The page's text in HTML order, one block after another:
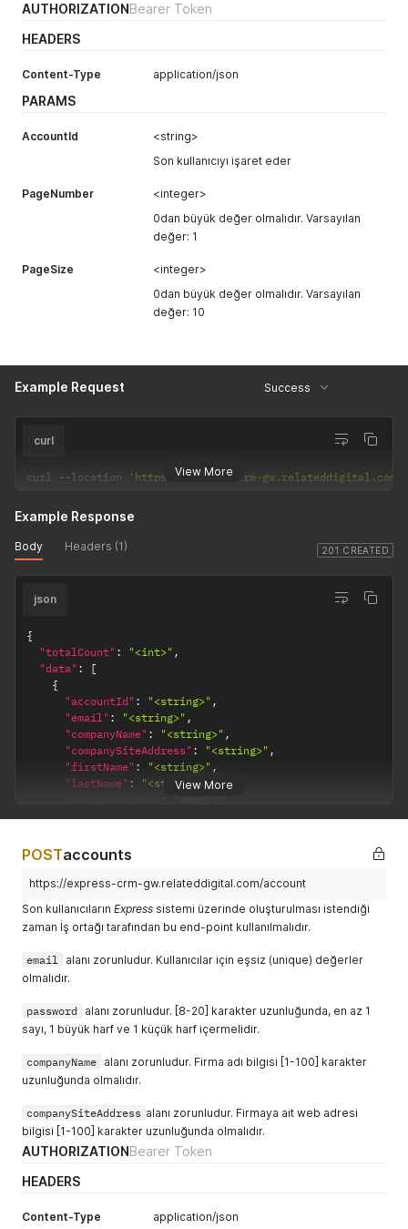
AUTHORIZATIONBearer Token
HEADERS
Content-Type application/json
PARAMS
AccountId
<string>
Son kullanıcıyı işaret eder
PageNumber
<integer>
0dan büyük değer olmalıdır. Varsayılan
değer: 1
PageSize
<integer>
0dan büyük değer olmalıdır. Varsayılan
değer: 10
Example Request Success
View More
curl
curl --location 'https://express-crm-gw.relateddigital.com/
201 CREATED
Example Response
Body Headers (1)
View More
json
{
"totalCount" : "<int>" ,
"data" :
[
{
"accountId" : "<string>" ,
"email" : "<string>" ,
"companyName" : "<string>" ,
"companySiteAddress" : "<string>" ,
"firstName" : "<string>" ,
"lastName" : "<string>" ,
"emailVerified" :
"<bool>"
}
}
POSTaccounts
https://express-crm-gw.relateddigital.com/account
Son kullanıcıların Express sistemi üzerinde oluşturulması istendiği
zaman İş ortağı tarafından bu end-point kullanılmalıdır.
email alanı zorunludur. Kullanıcılar için eşsiz (unique) değerler
olmalıdır.
password
alanı zorunludur. [8-20] karakter uzunluğunda, en az 1
sayı, 1 büyük harf ve 1 küçük harf içermelidir.
companyName alanı zorunludur. Firma adı bilgisi [1-100] karakter
uzunluğunda olmalıdır.
companySiteAddress alanı zorunludur. Firmaya ait web adresi
bilgisi [1-100] karakter uzunluğunda olmalıdır.
AUTHORIZATIONBearer Token
HEADERS
Content-Type application/json